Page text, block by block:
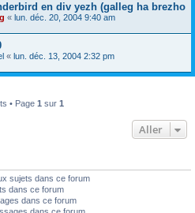
en div yezh (galleg ha brezho
« lun. déc. 20, 2004 9:40 am
« lun. déc. 13, 2004 2:32 pm
• Page 1 sur 1
Aller
sujets dans ce forum
dans ce forum
dans ce forum